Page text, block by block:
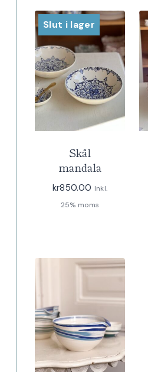
Slut i lager
Skål
mandala
kr850.00 Inkl.
25% moms